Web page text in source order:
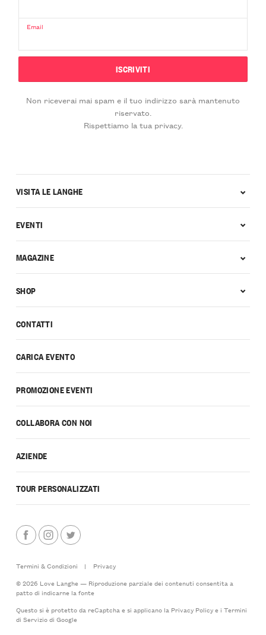
Email
Non riceverai mai spam e il tuo indirizzo sarà mantenuto
riservato.
Rispettiamo la tua privacy.
CONTATTI
CARICA EVENTO
PROMOZIONE EVENTI
COLLABORA CON NOI
AZIENDE
TOUR PERSONALIZZATI
VISITA LE LANGHE
EVENTI
MAGAZINE
SHOP
Termini & Condizioni |
Privacy
© 2026 Love Langhe — Riproduzione parziale dei contenuti consentita a
patto di indicarne la fonte
Questo si è protetto da reCaptcha e si applicano la Privacy Policye i Termini
di Serviziodi Google